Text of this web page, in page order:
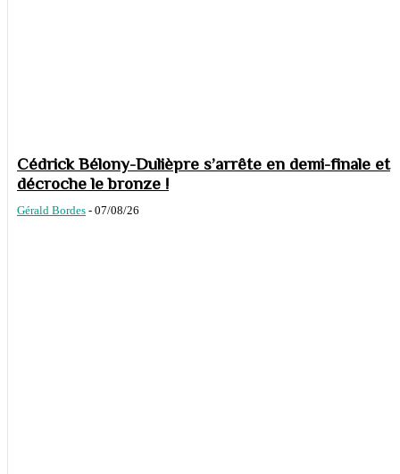
Cédrick Bélony-Dulièpre s’arrête en demi-finale et
décroche le bronze !
Gérald Bordes - 07/08/26